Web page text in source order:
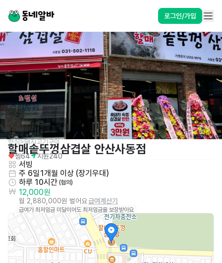
로그인/가입
한식>돼지고기구이
할매솥뚜껑삼겹살 안산사동점
찜64 지원240
서빙
주 6일1개월 이상 (장기우대)
하루 10시간 (협의)
12,000원
월 2,880,000원 벌어요급여계산기
급여가 최저임금 미달이어도 최저임금을 보장받아요